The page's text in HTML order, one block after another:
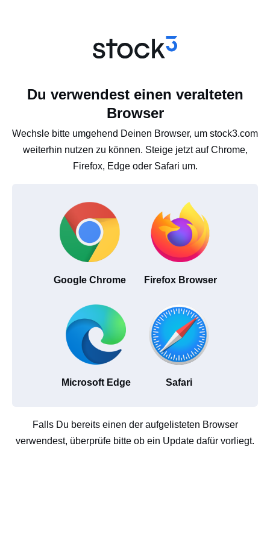
Du verwendest einen veralteten
Browser
Wechsle bitte umgehend Deinen Browser, um stock3.com
weiterhin nutzen zu können. Steige jetzt auf Chrome,
Firefox, Edge oder Safari um.
Google Chrome Firefox Browser
Microsoft Edge Safari
Falls Du bereits einen der aufgelisteten Browser
verwendest, überprüfe bitte ob ein Update dafür vorliegt.